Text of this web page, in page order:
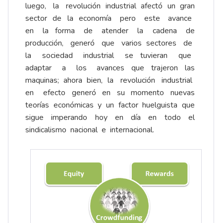
luego, la revolución industrial afectó un gran
sector de la economía pero este avance
en la forma de atender la cadena de
producción, generó que varios sectores de
la sociedad industrial se tuvieran que
adaptar a los avances que trajeron las
maquinas; ahora bien, la revolución industrial
en efecto generó en su momento nuevas
teorías económicas y un factor huelguista que
sigue imperando hoy en día en todo el
sindicalismo nacional e internacional.